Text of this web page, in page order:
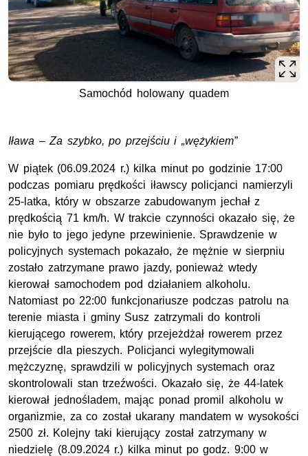
Samochód holowany quadem
Iława – Za szybko, po przejściu i „wężykiem”
W piątek (06.09.2024 r.) kilka minut po godzinie 17:00
podczas pomiaru prędkości iławscy policjanci namierzyli
25-latka, który w obszarze zabudowanym jechał z
prędkością 71 km/h. W trakcie czynności okazało się, że
nie było to jego jedyne przewinienie. Sprawdzenie w
policyjnych systemach pokazało, że mężnie w sierpniu
zostało zatrzymane prawo jazdy, ponieważ wtedy
kierował samochodem pod działaniem alkoholu.
Natomiast po 22:00 funkcjonariusze podczas patrolu na
terenie miasta i gminy Susz zatrzymali do kontroli
kierującego rowerem, który przejeżdżał rowerem przez
przejście dla pieszych. Policjanci wylegitymowali
mężczyznę, sprawdzili w policyjnych systemach oraz
skontrolowali stan trzeźwości. Okazało się, że 44-latek
kierował jednośladem, mając ponad promil alkoholu w
organizmie, za co został ukarany mandatem w wysokości
2500 zł. Kolejny taki kierujący został zatrzymany w
niedzielę (8.09.2024 r.) kilka minut po godz. 9:00 w